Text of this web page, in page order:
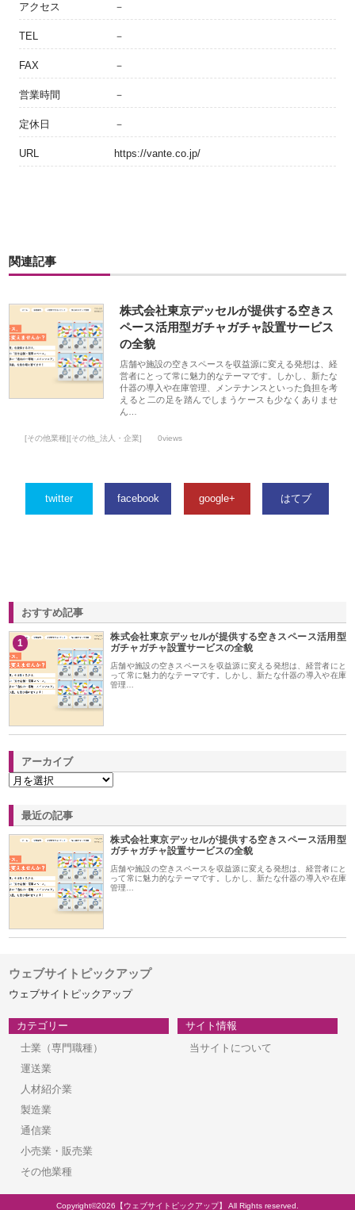
アクセス －
TEL －
FAX －
営業時間 －
定休日 －
URL https://vante.co.jp/
関連記事
株式会社東京デッセルが提供する空きス
ペース活用型ガチャガチャ設置サービス
の全貌
店舗や施設の空きスペースを収益源に変える発想は、経
営者にとって常に魅力的なテーマです。しかし、新たな
什器の導入や在庫管理、メンテナンスといった負担を考
えると二の足を踏んでしまうケースも少なくありませ
ん…
[その他業種][その他_法人・企業] 0views
twitter facebook google+ はてブ
おすすめ記事
1
株式会社東京デッセルが提供する空きスペース活用型
ガチャガチャ設置サービスの全貌
店舗や施設の空きスペースを収益源に変える発想は、経営者にと
って常に魅力的なテーマです。しかし、新たな什器の導入や在庫
管理…
アーカイブ
最近の記事
株式会社東京デッセルが提供する空きスペース活用型
ガチャガチャ設置サービスの全貌
店舗や施設の空きスペースを収益源に変える発想は、経営者にと
って常に魅力的なテーマです。しかし、新たな什器の導入や在庫
管理…
ウェブサイトピックアップ
ウェブサイトピックアップ
カテゴリー
士業（専門職種）
運送業
人材紹介業
製造業
通信業
小売業・販売業
その他業種
サイト情報
当サイトについて
Copyright©2026【ウェブサイトピックアップ】 All Rights reserved.